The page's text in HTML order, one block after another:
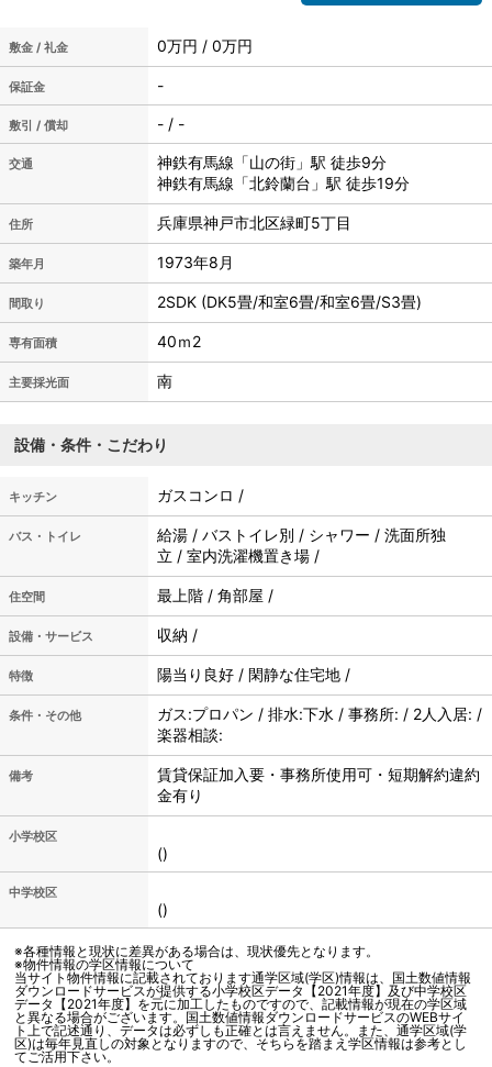
敷金 / 礼金 0万円 / 0万円
保証金 -
敷引 / 償却 - / -
交通
神鉄有馬線「山の街」駅 徒歩9分
神鉄有馬線「北鈴蘭台」駅 徒歩19分
住所 兵庫県神戸市北区緑町5丁目
築年月 1973年8月
間取り 2SDK (DK5畳/和室6畳/和室6畳/S3畳)
専有面積 40ｍ2
主要採光面 南
設備・条件・こだわり
キッチン ガスコンロ /
バス・トイレ
給湯 / バストイレ別 / シャワー / 洗面所独
立 / 室内洗濯機置き場 /
住空間 最上階 / 角部屋 /
設備・サービス 収納 /
特徴 陽当り良好 / 閑静な住宅地 /
条件・その他
ガス:プロパン / 排水:下水 / 事務所: / 2人入居: /
楽器相談:
備考
賃貸保証加入要・事務所使用可・短期解約違約
金有り
小学校区
()
中学校区
()
※各種情報と現状に差異がある場合は、現状優先となります。
※物件情報の学区情報について
当サイト物件情報に記載されております通学区域(学区)情報は、国土数値情報
ダウンロードサービスが提供する小学校区データ【2021年度】及び中学校区
データ【2021年度】を元に加工したものですので、記載情報が現在の学区域
と異なる場合がございます。国土数値情報ダウンロードサービスのWEBサイ
ト上で記述通り、データは必ずしも正確とは言えません。また、通学区域(学
区)は毎年見直しの対象となりますので、そちらを踏まえ学区情報は参考とし
てご活用下さい。